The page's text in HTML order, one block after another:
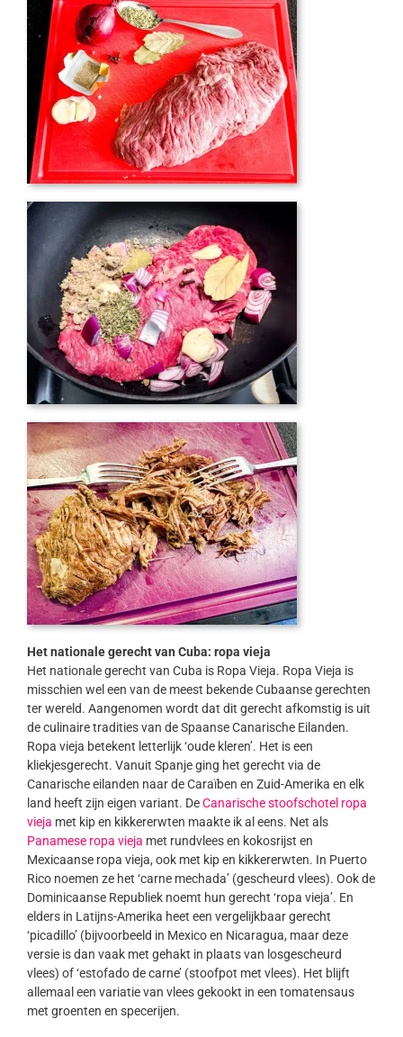
Het nationale gerecht van Cuba: ropa vieja
Het nationale gerecht van Cuba is Ropa Vieja. Ropa Vieja is
misschien wel een van de meest bekende Cubaanse gerechten
ter wereld. Aangenomen wordt dat dit gerecht afkomstig is uit
de culinaire tradities van de Spaanse Canarische Eilanden.
Ropa vieja betekent letterlijk ‘oude kleren’. Het is een
kliekjesgerecht. Vanuit Spanje ging het gerecht via de
Canarische eilanden naar de Caraïben en Zuid-Amerika en elk
land heeft zijn eigen variant. DeCanarische stoofschotel ropa
vieja met kip en kikkererwten maakte ik al eens. Net als
Panamese ropa vieja met rundvlees en kokosrijst en
Mexicaanse ropa vieja, ook met kip en kikkererwten. In Puerto
Rico noemen ze het ‘carne mechada’ (gescheurd vlees). Ook de
Dominicaanse Republiek noemt hun gerecht ‘ropa vieja’. En
elders in Latijns-Amerika heet een vergelijkbaar gerecht
‘picadillo’ (bijvoorbeeld in Mexico en Nicaragua, maar deze
versie is dan vaak met gehakt in plaats van losgescheurd
vlees) of ‘estofado de carne’ (stoofpot met vlees). Het blijft
allemaal een variatie van vlees gekookt in een tomatensaus
met groenten en specerijen.